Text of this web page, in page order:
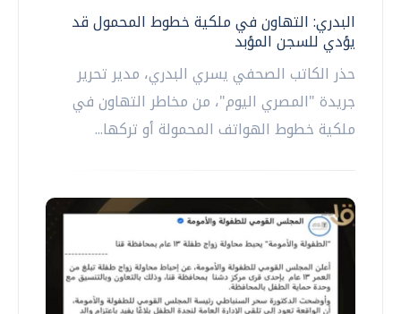
البدري: التهاون في ملكية خطوط المحمول قد
يؤدي للسجن المؤبد
حذر الكاتب الصحفي يسري البدري، مدير تحرير
جريدة "المصري اليوم"، من مخاطر التهاون في
ملكية خطوط الهواتف المحمولة أو تركها...